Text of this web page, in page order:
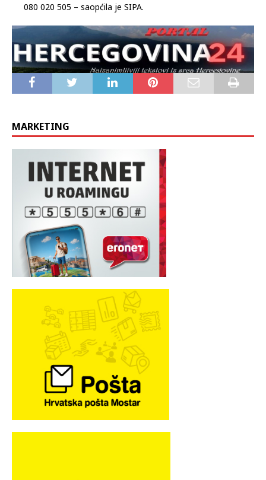
080 020 505 – saopćila je SIPA.
MARKETING